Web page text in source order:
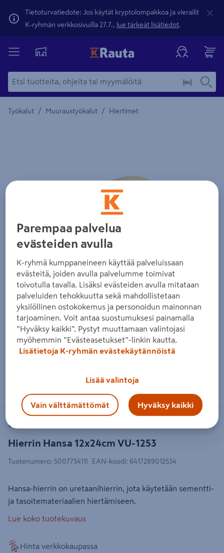
Tietoturvatiedote: Jos käytät kryptolompakkoa ja vierailit
K-ryhmän verkkosivuilla 27.7., lue tärkeät lisätiedot.
Työkalut / Muuraustyökalut / Hiertimet
Yksityiskohtainen kuvaus löytyy Tuotteen kuvaus -
Zoomaa kuvaa sormilla kosketusnäytöllä
Hierrin Hansa 12x24cm VU-1253
VUORIO
Tuotenumero: 500775411 EAN-koodi: 6417289012534
Hansa-hierrin on uretaanihierrin, jota käytetään sementti-
ja tasoitemateriaalien hiertämiseen.
Lue koko tuotekuvaus
Hinta verkkokaupassa
Parempaa palvelua
evästeiden avulla
K-ryhmä kumppaneineen käyttää palveluissaan
evästeitä, joiden avulla palvelumme toimivat
toivotulla tavalla. Lisäksi evästeiden avulla mitataan
palveluiden tehokkuutta sekä mahdollistetaan
yksilöllinen ostokokemus ja personoidun mainonnan
tarjoaminen. Voit antaa suostumuksesi painamalla
”Hyväksy kaikki”. Pystyt muuttamaan valintojasi
myöhemmin ”Evästeasetukset”-linkin kautta.
Lisätietoja K-ryhmän evästekäytännöistä
Lisää valintoja
Vain välttämättömät Hyväksy kaikki